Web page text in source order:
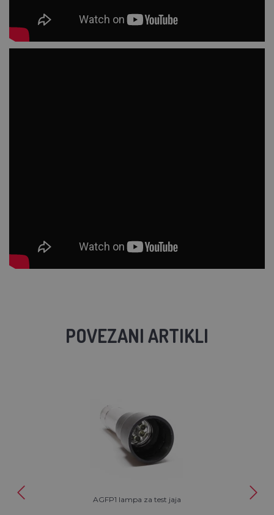
POVEZANI ARTIKLI
AGFP1 lampa za test jaja